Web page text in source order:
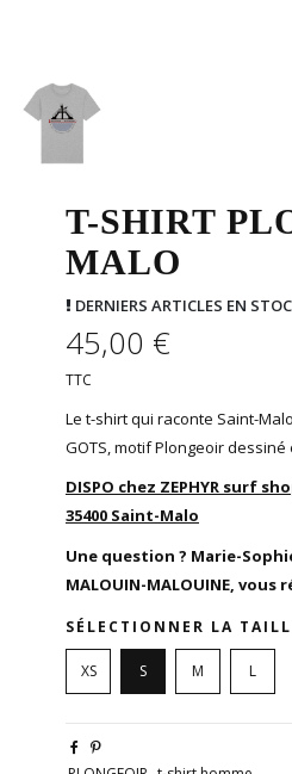
T-SHIRT
MALO
DERNIERS ARTICLES EN
45,00 €
TTC
Le t-shirt qui raconte Saint-
GOTS, motif Plongeoir
DISPO chez ZEPHYR surf
35400 Saint-Malo
Une question ? Marie-
MALOUIN-MALOUINE, vous
SÉLECTIONNER LA
XS S M L